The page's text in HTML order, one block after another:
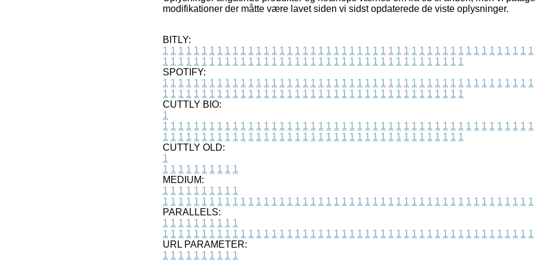
modifikationer der måtte være lavet siden vi sidst opdaterede de viste oplysninger.
BITLY:
1 1 1 1 1 1 1 1 1 1 1 1 1 1 1 1 1 1 1 1 1 1 1 1 1 1 1 1 1 1 1 1 1 1 1 1 1 1 1 1 1 1 1 1 1 1 1 1
1 1 1 1 1 1 1 1 1 1 1 1 1 1 1 1 1 1 1 1 1 1 1 1 1 1 1 1 1 1 1 1 1 1 1 1 1 1 1
SPOTIFY:
1 1 1 1 1 1 1 1 1 1 1 1 1 1 1 1 1 1 1 1 1 1 1 1 1 1 1 1 1 1 1 1 1 1 1 1 1 1 1 1 1 1 1 1 1 1 1 1
1 1 1 1 1 1 1 1 1 1 1 1 1 1 1 1 1 1 1 1 1 1 1 1 1 1 1 1 1 1 1 1 1 1 1 1 1 1 1
CUTTLY BIO:
1
1 1 1 1 1 1 1 1 1 1 1 1 1 1 1 1 1 1 1 1 1 1 1 1 1 1 1 1 1 1 1 1 1 1 1 1 1 1 1 1 1 1 1 1 1 1 1 1
1 1 1 1 1 1 1 1 1 1 1 1 1 1 1 1 1 1 1 1 1 1 1 1 1 1 1 1 1 1 1 1 1 1 1 1 1 1 1
CUTTLY OLD:
1
1 1 1 1 1 1 1 1 1 1
MEDIUM:
1 1 1 1 1 1 1 1 1 1
1 1 1 1 1 1 1 1 1 1 1 1 1 1 1 1 1 1 1 1 1 1 1 1 1 1 1 1 1 1 1 1 1 1 1 1 1 1 1 1 1 1 1 1 1 1 1 1
PARALLELS:
1 1 1 1 1 1 1 1 1 1
1 1 1 1 1 1 1 1 1 1 1 1 1 1 1 1 1 1 1 1 1 1 1 1 1 1 1 1 1 1 1 1 1 1 1 1 1 1 1 1 1 1 1 1 1 1 1 1
URL PARAMETER:
1 1 1 1 1 1 1 1 1 1